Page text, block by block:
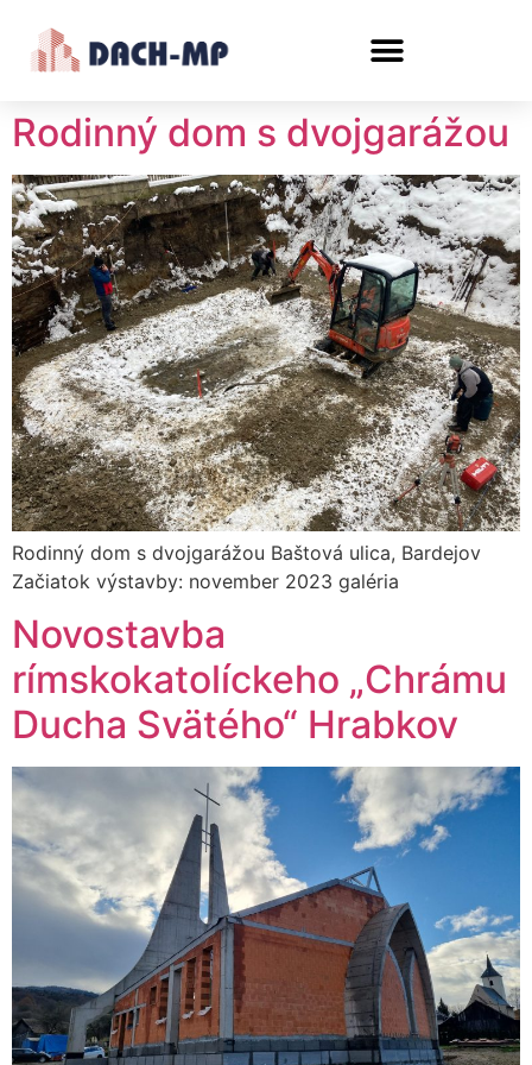
Rodinný dom s dvojgarážou
Rodinný dom s dvojgarážou Baštová ulica, Bardejov
Začiatok výstavby: november 2023 galéria
Novostavba
rímskokatolíckeho „Chrámu
Ducha Svätého“ Hrabkov